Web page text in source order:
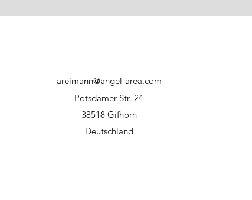
areimann@angel-area.com
Potsdamer Str. 24
38518 Gifhorn
Deutschland